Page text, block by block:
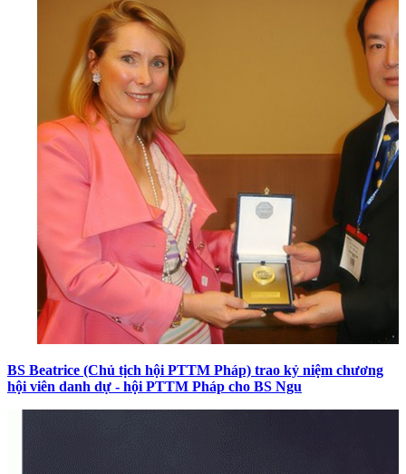
BS Beatrice (Chủ tịch hội PTTM Pháp) trao kỷ niệm chương
hội viên danh dự - hội PTTM Pháp cho BS Ngu